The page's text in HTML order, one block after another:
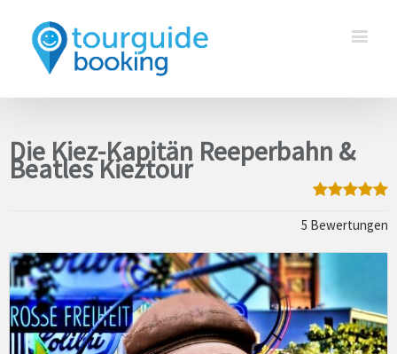
Die Kiez-Kapitän Reeperbahn &
Beatles Kieztour
5 Bewertungen